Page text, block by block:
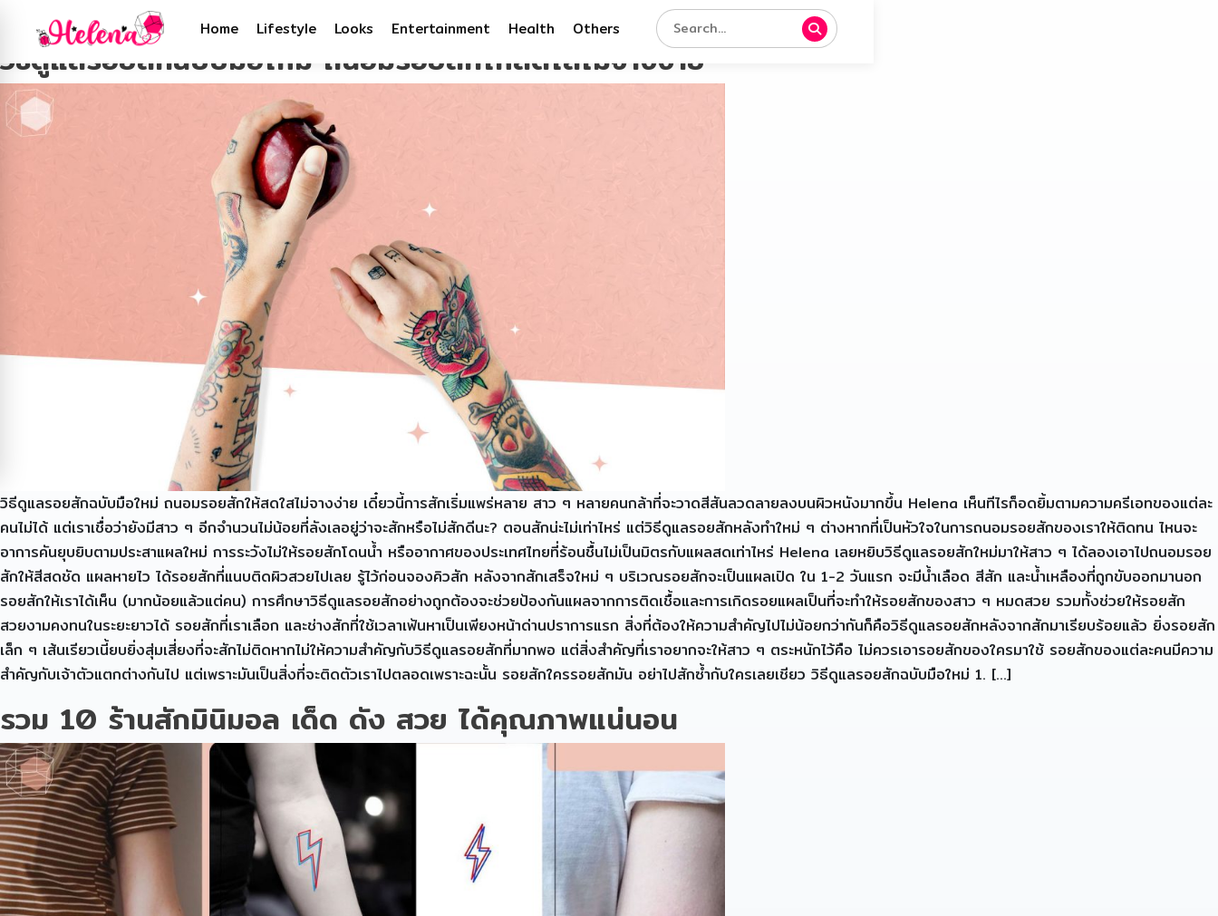
Home Lifestyle Looks Entertainment Health Others
Tag:รอยสักผู้หญิง
วิธีดูแลรอยสักฉบับมือใหม่ ถนอมรอยสักให้สดใสไม่จางง่าย
วิธีดูแลรอยสักฉบับมือใหม่ ถนอมรอยสักให้สดใสไม่จางง่าย เดี๋ยวนี้การสักเริ่มแพร่หลาย สาว ๆ หลายคนกล้าที่จะวาดสีสันลวดลายลงบนผิวหนังมากขึ้น Helena เห็นทีไรก็อดยิ้มตามความครีเอทของแต่ละ
คนไม่ได้ แต่เราเชื่อว่ายังมีสาว ๆ อีกจำนวนไม่น้อยที่ลังเลอยู่ว่าจะสักหรือไม่สักดีนะ? ตอนสักน่ะไม่เท่าไหร่ แต่วิธีดูแลรอยสักหลังทำใหม่ ๆ ต่างหากที่เป็นหัวใจในการถนอมรอยสักของเราให้ติดทน ไหนจะ
อาการคันยุบยิบตามประสาแผลใหม่ การระวังไม่ให้รอยสักโดนน้ำ หรืออากาศของประเทศไทยที่ร้อนชื้นไม่เป็นมิตรกับแผลสดเท่าไหร่ Helena เลยหยิบวิธีดูแลรอยสักใหม่มาให้สาว ๆ ได้ลองเอาไปถนอมรอย
สักให้สีสดชัด แผลหายไว ได้รอยสักที่แนบติดผิวสวยไปเลย รู้ไว้ก่อนจองคิวสัก หลังจากสักเสร็จใหม่ ๆ บริเวณรอยสักจะเป็นแผลเปิด ใน 1-2 วันแรก จะมีน้ำเลือด สีสัก และน้ำเหลืองที่ถูกขับออกมานอก
รอยสักให้เราได้เห็น (มากน้อยแล้วแต่คน) การศึกษาวิธีดูแลรอยสักอย่างถูกต้องจะช่วยป้องกันแผลจากการติดเชื้อและการเกิดรอยแผลเป็นที่จะทำให้รอยสักของสาว ๆ หมดสวย รวมทั้งช่วยให้รอยสัก
สวยงามคงทนในระยะยาวได้ รอยสักที่เราเลือก และช่างสักที่ใช้เวลาเฟ้นหาเป็นเพียงหน้าด่านปราการแรก สิ่งที่ต้องให้ความสำคัญไปไม่น้อยกว่ากันก็คือวิธีดูแลรอยสักหลังจากสักมาเรียบร้อยแล้ว ยิ่งรอยสัก
เล็ก ๆ เส้นเรียวเนี้ยบยิ่งสุ่มเสี่ยงที่จะสักไม่ติดหากไม่ให้ความสำคัญกับวิธีดูแลรอยสักที่มากพอ แต่สิ่งสำคัญที่เราอยากจะให้สาว ๆ ตระหนักไว้คือ ไม่ควรเอารอยสักของใครมาใช้ รอยสักของแต่ละคนมีความ
สำคัญกับเจ้าตัวแตกต่างกันไป แต่เพราะมันเป็นสิ่งที่จะติดตัวเราไปตลอดเพราะฉะนั้น รอยสักใครรอยสักมัน อย่าไปสักซ้ำกับใครเลยเชียว วิธีดูแลรอยสักฉบับมือใหม่ 1. […]
รวม 10 ร้านสักมินิมอล เด็ด ดัง สวย ได้คุณภาพแน่นอน